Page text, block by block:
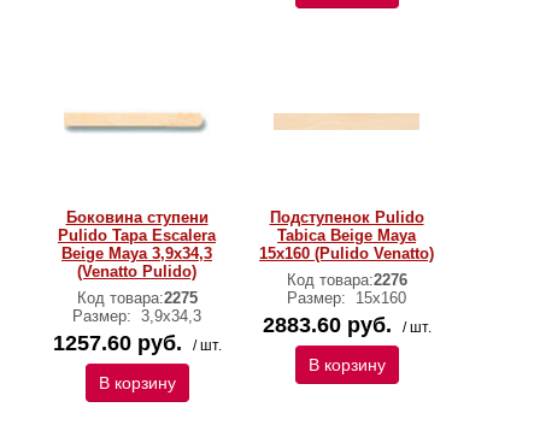
Боковина ступени
Pulido Tapa Escalera
Beige Maya 3,9х34,3
(Venatto Pulido)
Код товара:2275
Размер: 3,9х34,3
1257.60 руб. / шт.
В корзину
Подступенок Pulido
Tabica Beige Maya
15х160 (Pulido Venatto)
Код товара:2276
Размер:
15х160
2883.60 руб. / шт.
В корзину